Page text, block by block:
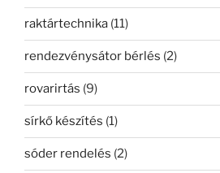
raktártechnika (11)
rendezvénysátor bérlés (2)
rovarirtás (9)
sírkő készítés (1)
sóder rendelés (2)